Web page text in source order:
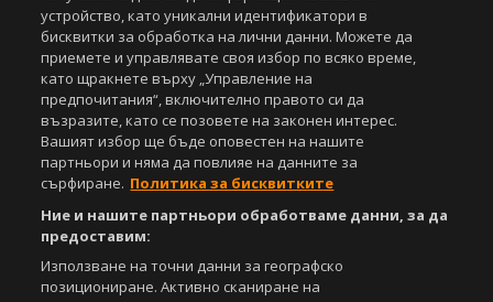
Спортал, освен ако изрично е посочено друго. Допуска се
публикуване на текстови материали само след писмено съгласие на
Агенция Спортал, посочване на източника и добавяне на линк към
www.sportal.bg. Използването на графични и видео материали,
публикувани в сайта, е строго забранено. Нарушителите ще бъдат
санкционирани с цялата строгост на закона.
СвалиБЕЗПЛАТНОТОприложение за:
устройство, като уникални идентификатори в
бисквитки за обработка на лични данни. Можете да
приемете и управлявате своя избор по всяко време,
като щракнете върху „Управление на
предпочитания“, включително правото си да
възразите, като се позовете на законен интерес.
Вашият избор ще бъде оповестен на нашите
партньори и няма да повлияе на данните за
сърфиране. Политика за бисквитките
Ние и нашите партньори обработваме данни, за да
предоставим:
Използване на точни данни за географско
позициониране. Активно сканиране на